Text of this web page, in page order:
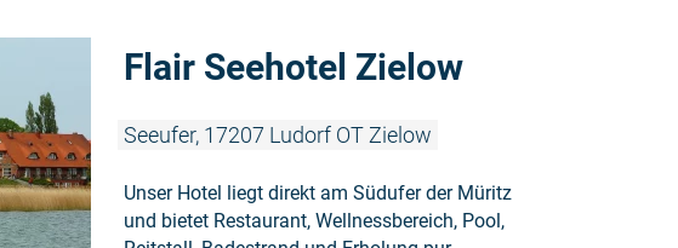
Flair Seehotel Zielow
Seeufer, 17207 Ludorf OT Zielow
Unser Hotel liegt direkt am Südufer der Müritz
und bietet Restaurant, Wellnessbereich, Pool,